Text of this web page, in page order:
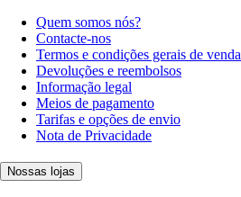
Quem somos nós?
Contacte-nos
Termos e condições gerais de venda
Devoluções e reembolsos
Informação legal
Meios de pagamento
Tarifas e opções de envio
Nota de Privacidade
Nossas lojas